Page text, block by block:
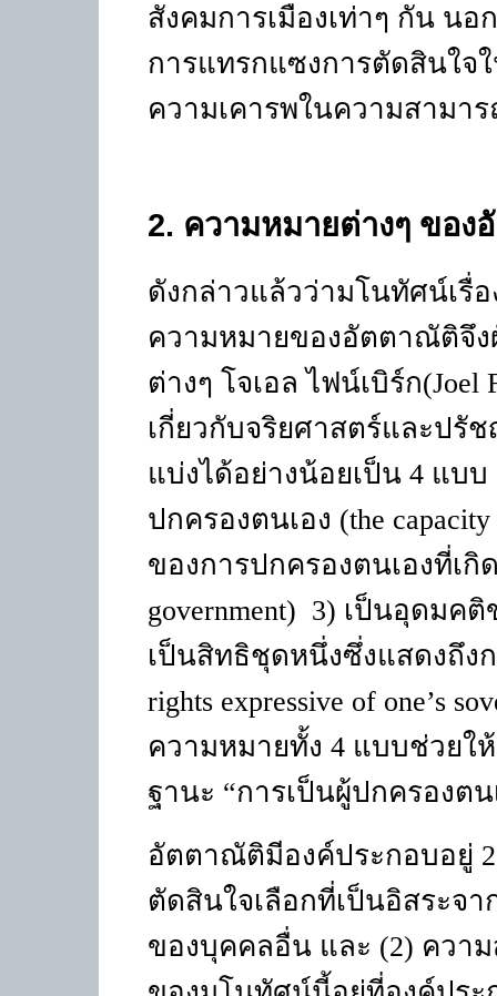
สังคมการเมืองเท่าๆ กัน น
การแทรกแซงการตัดสินใจ
ความเคารพในความสามา
2. ความหมายต่างๆ ขอ
ดังกล่าวแล้วว่ามโนทัศน์เ
ความหมายของอัตตาณัติจึ
ต่างๆ โจเอล ไฟน์เบิร์ก(Joel
เกี่ยวกับจริยศาสตร์และปรั
แบ่งได้อย่างน้อยเป็น 4 แบ
ปกครองตนเอง (the
ของการปกครองตนเองที่เกิ
government) 3) เป็นอุดมค
เป็นสิทธิชุดหนึ่งซึ่งแสดงถึง
rights expressive of one’s
ความหมายทั้ง 4 แบบช่วยใ
ฐานะ “การเป็นผู้ปกครองตน
อัตตาณัติมีองค์ประกอบอยู่
ตัดสินใจเลือกที่เป็นอิสระจ
ของบุคคลอื่น และ (2) ควา